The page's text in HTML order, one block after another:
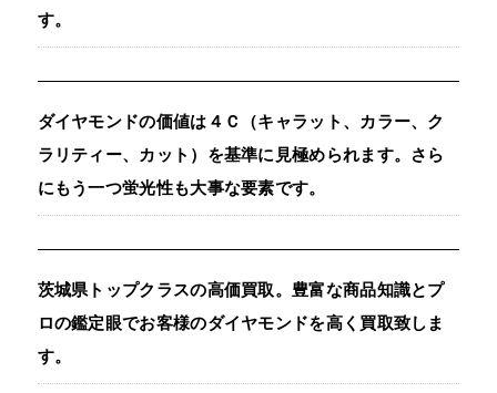
す。
ダイヤモンドの価値は４Ｃ（キャラット、カラー、ク
ラリティー、カット）を基準に見極められます。さら
にもう一つ蛍光性も大事な要素です。
茨城県トップクラスの高価買取。豊富な商品知識とプ
ロの鑑定眼でお客様のダイヤモンドを高く買取致しま
す。